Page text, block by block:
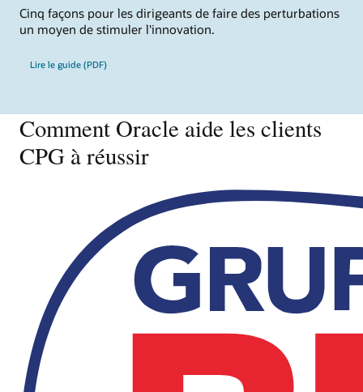
Cinq façons pour les dirigeants de faire des perturbations
un moyen de stimuler l'innovation.
Lire le guide (PDF)
Comment Oracle aide les clients
CPG à réussir